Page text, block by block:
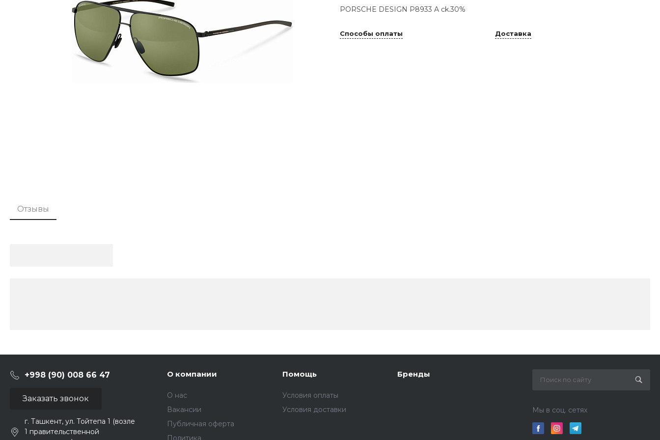
PORSCHE DESIGN P8933 A ck.30%
Способы оплаты Доставка
Отзывы
+998 (90) 008 66 47
Заказать звонок
г. Ташкент, ул. Тойтепа 1 (возле
1 правительственной
О компании
О нас
Вакансии
Публичная оферта
Политика
Помощь
Условия оплаты
Условия доставки
Бренды
Мы в соц. сетях